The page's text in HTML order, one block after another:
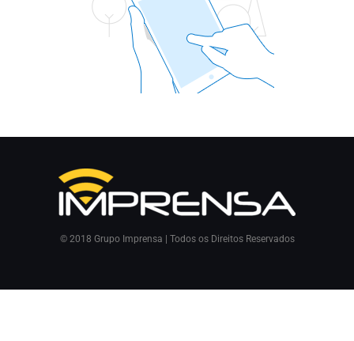
© 2018 Grupo Imprensa | Todos os Direitos Reservados